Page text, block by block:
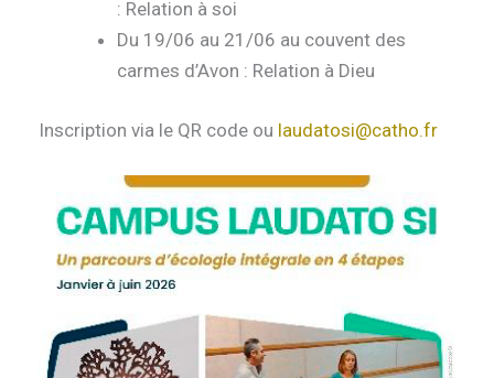
: Relation à soi
Du 19/06 au 21/06 au couvent des
carmes d’Avon : Relation à Dieu
Inscription via le QR code ou laudatosi@catho.fr